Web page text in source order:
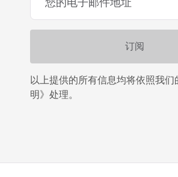
以上提供的所有信息均将依照我
明》处理。